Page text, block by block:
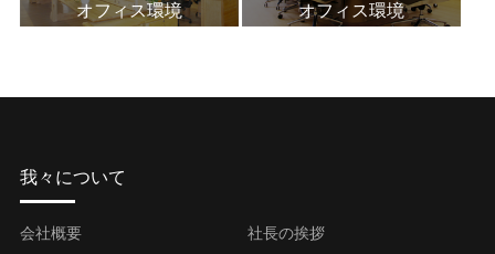
オフィス環境 オフィス環境
我々について
会社概要
社長の挨拶